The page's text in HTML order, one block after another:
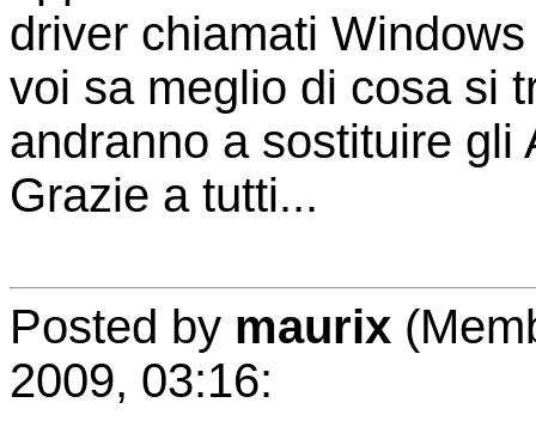
driver chiamati
voi sa meglio di cosa si
andranno a sostituire gli
Grazie a tutti...
Posted by maurix
2009, 03:16: